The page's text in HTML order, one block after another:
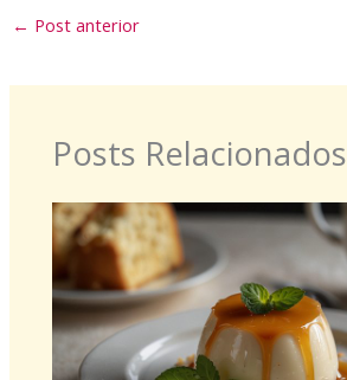
← Post anterior
Posts Relacionados